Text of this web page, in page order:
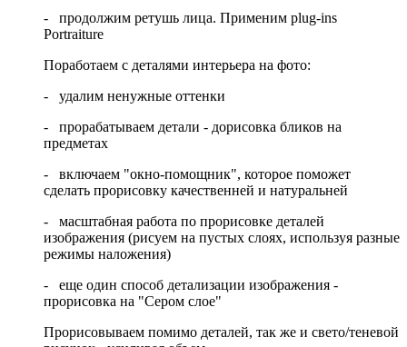
- продолжим ретушь лица. Применим plug-ins
Portraiture
Поработаем с деталями интерьера на фото:
- удалим ненужные оттенки
- прорабатываем детали - дорисовка бликов на
предметах
- включаем "окно-помощник", которое поможет
сделать прорисовку качественней и натуральней
- масштабная работа по прорисовке деталей
изображения (рисуем на пустых слоях, используя разные
режимы наложения)
- еще один способ детализации изображения -
прорисовка на "Сером слое"
Прорисовываем помимо деталей, так же и свето/теневой